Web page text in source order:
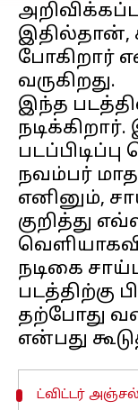
போகிறார்
வருகிறது.
இந்த
நவம்பர்
எனினும்,
குறித்து
நடிகை
படத்திற்கு
தற்போது
ட்விட்டர் அஞ்சல்